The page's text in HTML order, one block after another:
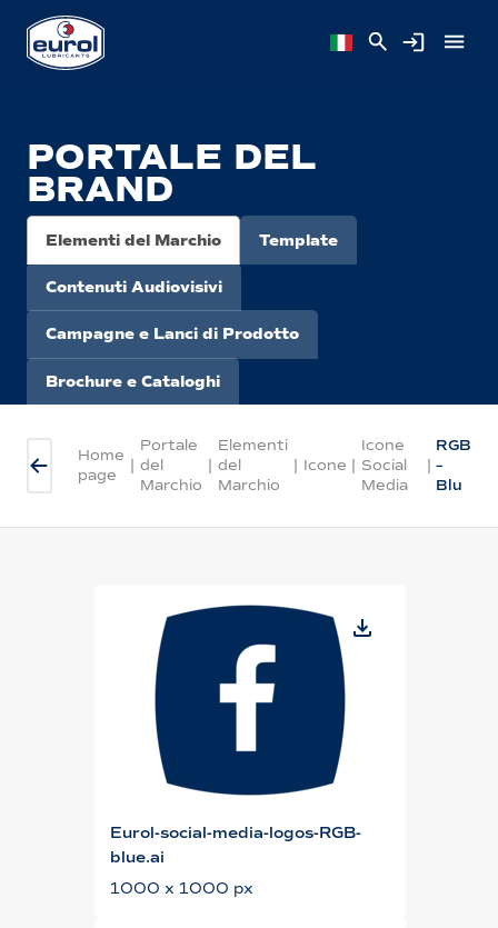
PORTALE DEL
BRAND
Elementi del Marchio Template
Contenuti Audiovisivi
Campagne e Lanci di Prodotto
Brochure e Cataloghi
Home
page
|
Portale
del
Marchio
|
Elementi
del
Marchio
| Icone |
Icone
Social
Media
|
RGB
–
Blu
Eurol-social-media-logos-RGB-
blue.ai
1000 x 1000 px